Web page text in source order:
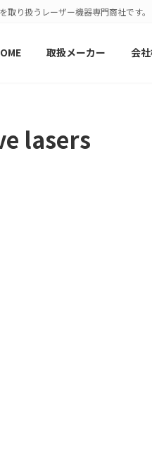
り扱うレーザー機器専門商社です。
取扱メーカー 会
lasers